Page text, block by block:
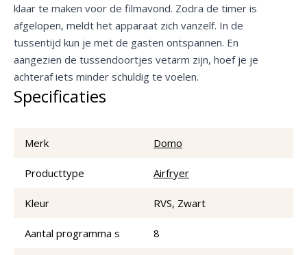
klaar te maken voor de filmavond. Zodra de timer is
afgelopen, meldt het apparaat zich vanzelf. In de
tussentijd kun je met de gasten ontspannen. En
aangezien de tussendoortjes vetarm zijn, hoef je je
achteraf iets minder schuldig te voelen.
Specificaties
Merk Domo
Producttype Airfryer
Kleur RVS, Zwart
Aantal programma s 8